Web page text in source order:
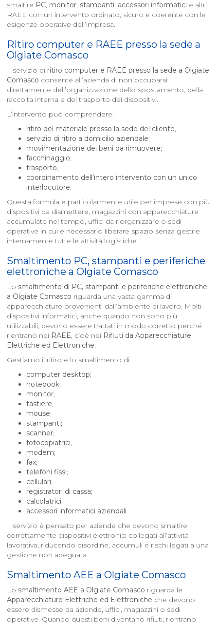
smaltire PC, monitor, stampanti, accessori informatici e altri
RAEE con un intervento ordinato, sicuro e coerente con le
esigenze operative dell’impresa.
Ritiro computer e RAEE presso la sede a
Olgiate Comasco
Il servizio di ritiro computer e RAEE presso la sede a Olgiate
Comasco consente all’azienda di non occuparsi
direttamente dell’organizzazione dello spostamento, della
raccolta interna e del trasporto dei dispositivi.
L’intervento può comprendere:
ritiro del materiale presso la sede del cliente;
servizio di ritiro a domicilio aziendale;
movimentazione dei beni da rimuovere;
facchinaggio;
trasporto;
coordinamento dell’intero intervento con un unico
interlocutore.
Questa formula è particolarmente utile per imprese con più
dispositivi da dismettere, magazzini con apparecchiature
accumulate nel tempo, uffici da riorganizzare o sedi
operative in cui è necessario liberare spazio senza gestire
internamente tutte le attività logistiche.
Smaltimento PC, stampanti e periferiche
elettroniche a Olgiate Comasco
Lo smaltimento di PC, stampanti e periferiche elettroniche
a Olgiate Comasco riguarda una vasta gamma di
apparecchiature provenienti dall’ambiente di lavoro. Molti
dispositivi informatici, anche quando non sono più
utilizzabili, devono essere trattati in modo corretto perché
rientrano nei RAEE, cioè nei Rifiuti da Apparecchiature
Elettriche ed Elettroniche.
Gestiamo il ritiro e lo smaltimento di:
computer desktop;
notebook;
monitor;
tastiere;
mouse;
stampanti;
scanner;
fotocopiatrici;
modem;
fax;
telefoni fissi;
cellulari;
registratori di cassa;
calcolatrici;
accessori informatici aziendali.
Il servizio è pensato per aziende che devono smaltire
correttamente dispositivi elettronici collegati all’attività
lavorativa, riducendo disordine, accumuli e rischi legati a una
gestione non adeguata.
Smaltimento AEE a Olgiate Comasco
Lo smaltimento AEE a Olgiate Comasco riguarda le
Apparecchiature Elettriche ed Elettroniche che devono
essere dismesse da aziende, uffici, magazzini o sedi
operative. Quando questi beni diventano rifiuti, rientrano